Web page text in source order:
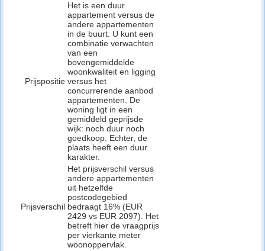
Prijspositie
Het is een duur
appartement versus de
andere appartementen
in de buurt. U kunt een
combinatie verwachten
van een
bovengemiddelde
woonkwaliteit en ligging
versus het
concurrerende aanbod
appartementen. De
woning ligt in een
gemiddeld geprijsde
wijk: noch duur noch
goedkoop. Echter, de
plaats heeft een duur
karakter.
Prijsverschil
Het prijsverschil versus
andere appartementen
uit hetzelfde
postcodegebied
bedraagt 16% (EUR
2429 vs EUR 2097). Het
betreft hier de vraagprijs
per vierkante meter
woonoppervlak.